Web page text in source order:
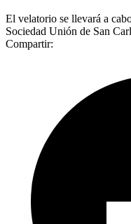
El velatorio se llevará a
Sociedad Unión de San
Compartir: